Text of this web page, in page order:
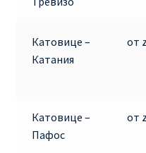
ПРАВИЛА ПРОВОЗА
РЕЙСАМИ RYANAIR
Катовице –
Катания
от
Катовице –
Пафос
от